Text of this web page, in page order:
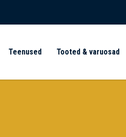
Teenused Tooted & varuosad